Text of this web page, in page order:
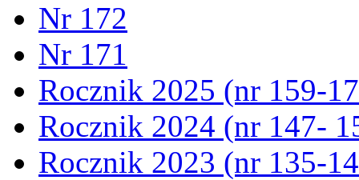
Nr 172
Nr 171
Rocznik 2025 (nr 159-
Rocznik 2024 (nr 147-
Rocznik 2023 (nr 135-